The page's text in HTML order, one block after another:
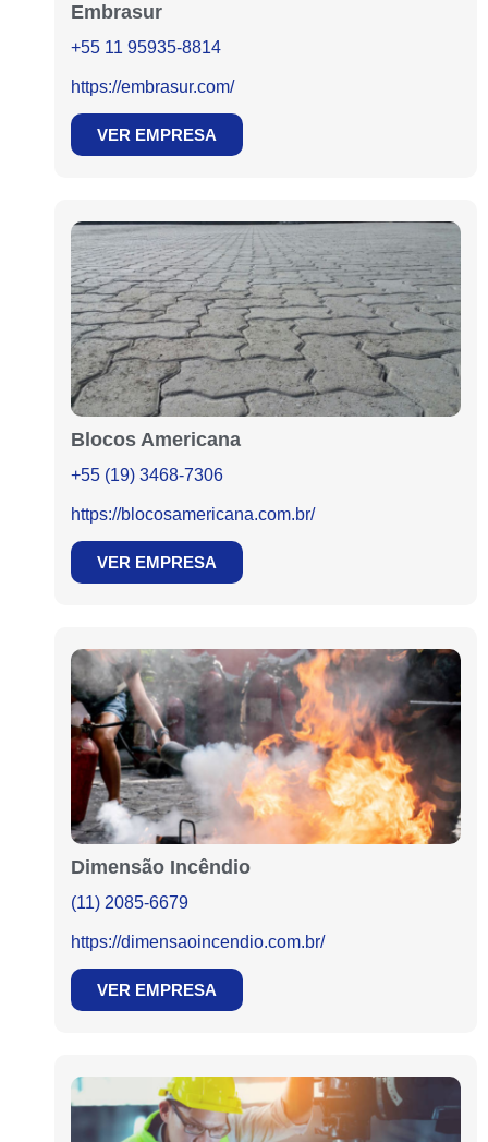
Embrasur
+55 11 95935-8814
https://embrasur.com/
VER EMPRESA
Blocos Americana
+55 (19) 3468-7306
https://blocosamericana.com.br/
VER EMPRESA
Dimensão Incêndio
(11) 2085-6679
https://dimensaoincendio.com.br/
VER EMPRESA